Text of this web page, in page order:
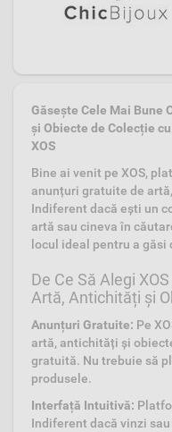
Găsește Cele Mai Bune
și Obiecte de Colecție
XOS
Bine ai venit pe XOS,
anunțuri gratuite de
Indiferent dacă ești un
artă sau cineva în
locul ideal pentru a
De Ce Să Alegi
Artă, Antichități și
Anunțuri Gratuite: Pe
artă, antichități și
gratuită. Nu trebuie să
produsele.
Interfață Intuitivă:
Indiferent dacă vinzi